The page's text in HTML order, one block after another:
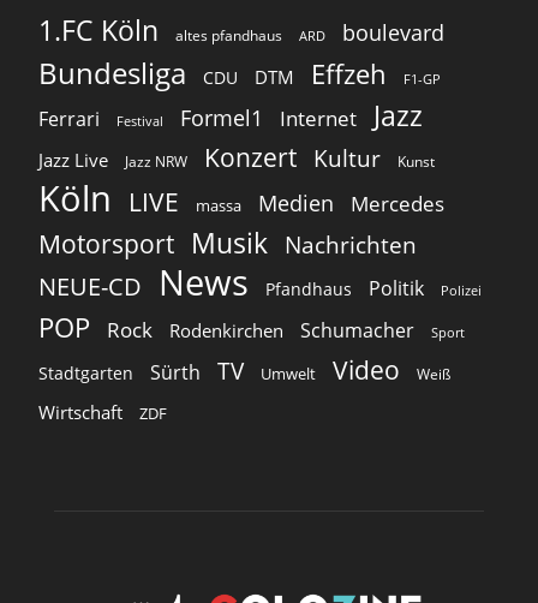
1.FC Köln altes pfandhaus ARD boulevard
Bundesliga CDU DTM Effzeh F1-GP
Ferrari Festival Formel1 Internet Jazz
Jazz Live Jazz NRW Konzert Kultur Kunst
Köln LIVE massa Medien Mercedes
Motorsport Musik Nachrichten
NEUE-CD
News Pfandhaus Politik Polizei
POP Rock Rodenkirchen Schumacher Sport
Stadtgarten Sürth TV Umwelt Video Weiß
Wirtschaft ZDF